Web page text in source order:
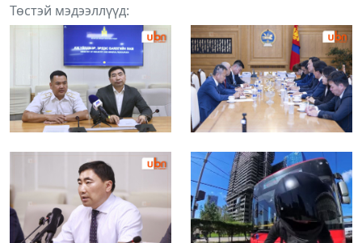
Төстэй мэдээллүүд: